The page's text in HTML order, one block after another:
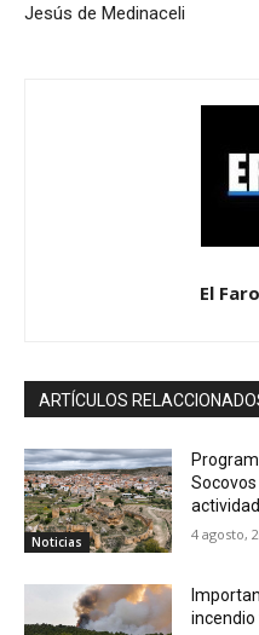
Jesús de Medinaceli
El
ARTÍCULOS
Noticias 4 agosto,